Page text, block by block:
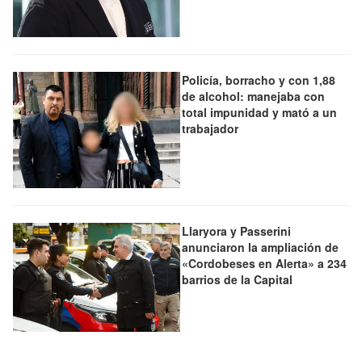
Policía, borracho y con 1,88
de alcohol: manejaba con
total impunidad y mató a un
trabajador
Llaryora y Passerini
anunciaron la ampliación de
«Cordobeses en Alerta» a 234
barrios de la Capital